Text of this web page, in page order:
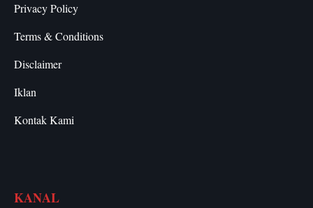
Privacy Policy
Terms & Conditions
Disclaimer
Iklan
Kontak Kami
KANAL